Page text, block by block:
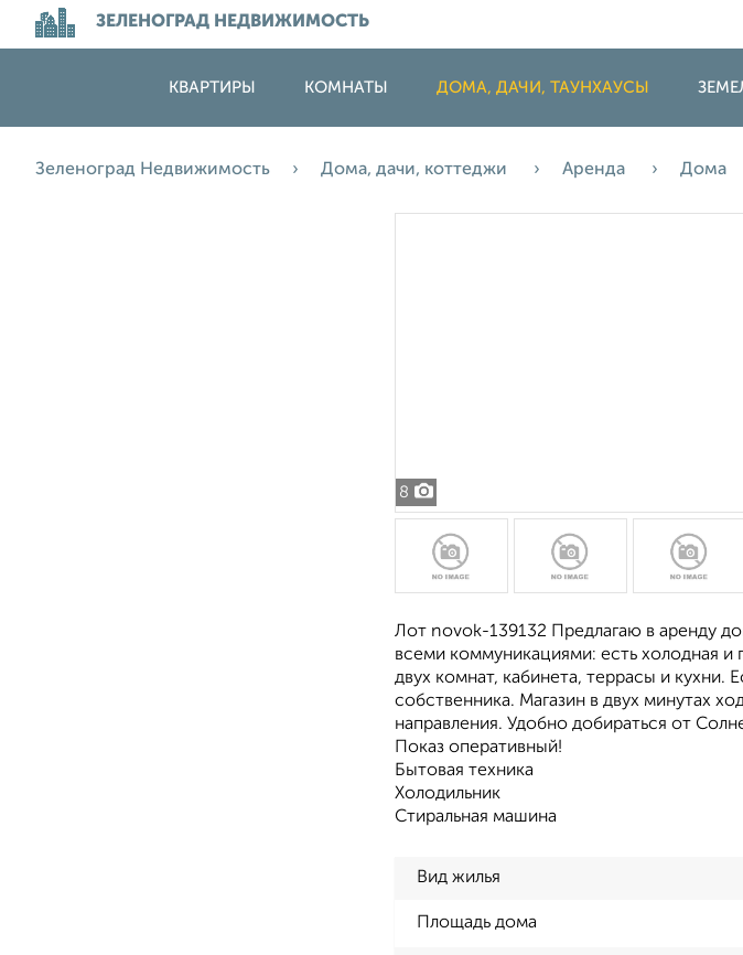
ЗЕЛЕНОГРАД НЕДВИЖИМОСТЬ
КВАРТИРЫ КОМНАТЫ ДОМА, ДАЧИ, ТАУНХАУСЫ
Зеленоград Недвижимость Дома, дачи, коттеджи Аренда Дома
8
Лот novok-139132 Предлагаю в аренду
всеми коммуникациями: есть холодная и
двух комнат, кабинета, террасы и
собственника. Магазин в двух минутах
направления. Удобно добираться от
Показ оперативный!
Бытовая техника
Холодильник
Стиральная машина
Вид жилья
Площадь дома